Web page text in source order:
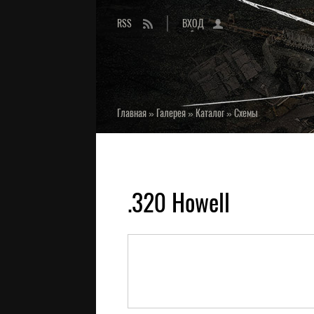
RSS ВХОД
Главная» Галерея»Каталог»Схемы
.320 Howell